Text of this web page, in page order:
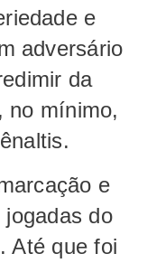
e
adversário
da
no mínimo,
e
do
Até que foi